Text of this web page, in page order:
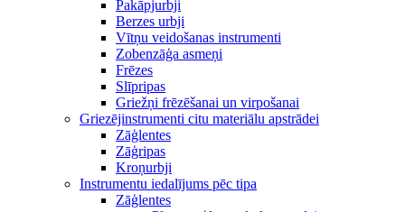
Pakāpjurbji
Berzes urbji
Vītņu veidošanas instrumenti
Zobenzāģa asmeņi
Frēzes
Slīpripas
Griežņi frēzēšanai un virpošanai
Griezējinstrumenti citu materiālu apstrādei
Zāģlentes
Zāģripas
Kroņurbji
Instrumentu iedalījums pēc tipa
Zāģlentes